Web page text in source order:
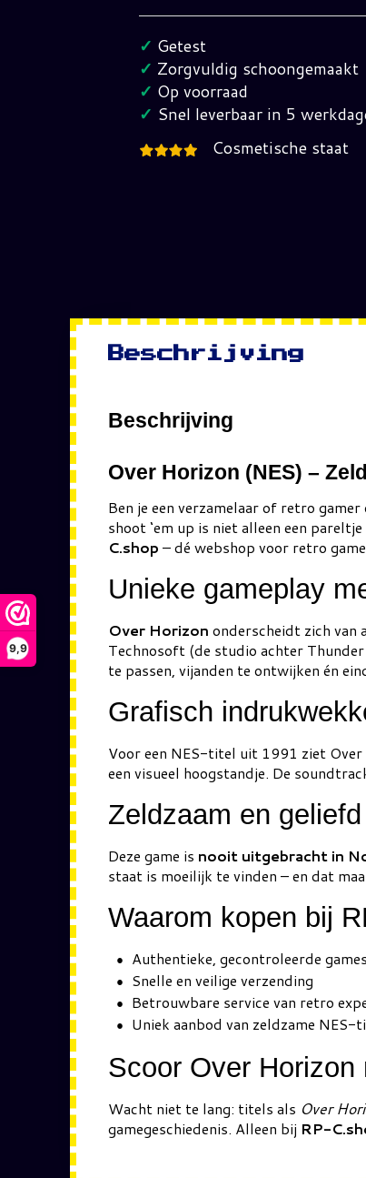
9,9
Horizon
Nintendo
Nes
(NOE)
Pal-
hoeveelheid
✓ Getest
✓ Zorgvuldig schoongemaakt
✓ Op voorraad
✓ Snel leverbaar in 5
Cosmetische staat
Beschrijving
Beschrijving
Over Horizon (NES) –
Ben je een verzamelaar of retro
shoot ‘em up is niet alleen een
C.shop – dé webshop voor retro
Unieke gameplay
Over Horizon onderscheidt zich van
Technosoft (de studio achter
te passen, vijanden te ontwijken én
Grafisch
Voor een NES-titel uit 1991 ziet
een visueel hoogstandje. De
Zeldzaam en
Deze game is nooit uitgebracht in
staat is moeilijk te vinden – en dat
Waarom kopen bij
Authentieke, gecontroleerde games
Snelle en veilige verzending
Betrouwbare service van retro
Uniek aanbod van zeldzame NES-
Scoor Over
Wacht niet te lang: titels als Over
gamegeschiedenis. Alleen bij RP-